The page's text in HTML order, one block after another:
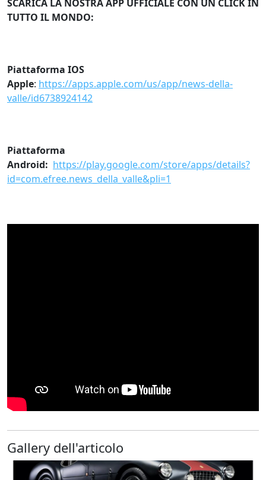
SCARICA LA NOSTRA APP UFFICIALE CON UN CLICK IN
TUTTO IL MONDO:
Piattaforma IOS
Apple: https://apps.apple.com/us/app/news-della-
valle/id6738924142
Piattaforma
Android: https://play.google.com/store/apps/details?
id=com.efree.news_della_valle&pli=1
Gallery dell'articolo